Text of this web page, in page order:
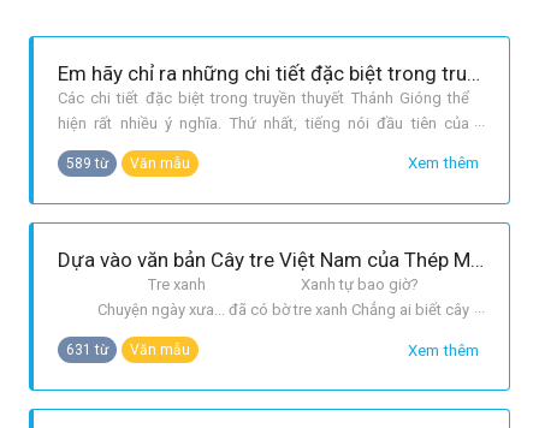
Em hãy chỉ ra những chi tiết đặc biệt trong truyền thuyết Thánh Gióng. Viết đoạn văn nêu ý nghĩa của những chi tiết này.
Các chi tiết đặc biệt trong truyền thuyết Thánh Gióng thể
hiện rất nhiều ý nghĩa. Thứ nhất, tiếng nói đầu tiên của
Gióng là tiếng nói đòi đi đánh giặc. Chi tiết này chứng tỏ
nhân dân ta luôn có ý thức chống giăc ngoại xâm. Khi có
nước. Đây là
Xem thêm
589 từ Văn mẫu
Dựa vào văn bản Cây tre Việt Nam của Thép Mới, em viết một bài văn ngắn trình bày những cảm nghĩ về cây tre Việt Nam.
Tre xanh Xanh tự bao giờ?
Chuyện ngày xưa... đã có bờ tre xanh Chẳng ai biết cây
tre đã có mặt trên đất nước Việt Nam từ bao giờ, chỉ biết
rằng cây tre đã gắn bó với dân tộc Việt Nam từ bao đời nay
Xem thêm
631 từ Văn mẫu